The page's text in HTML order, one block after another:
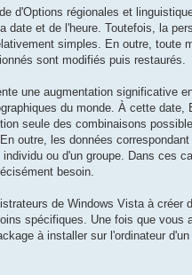
d'Options régionales et
et de l'heure. Toutefois, la
simples. En outre, toute
sont modifiés puis restaurés.
une augmentation significative
du monde. À cette date,
seule des combinaisons
outre, les données
ou d'un groupe. Dans ces
besoin.
de Windows Vista à créer
spécifiques. Une fois que vous
à installer sur l'ordinateur